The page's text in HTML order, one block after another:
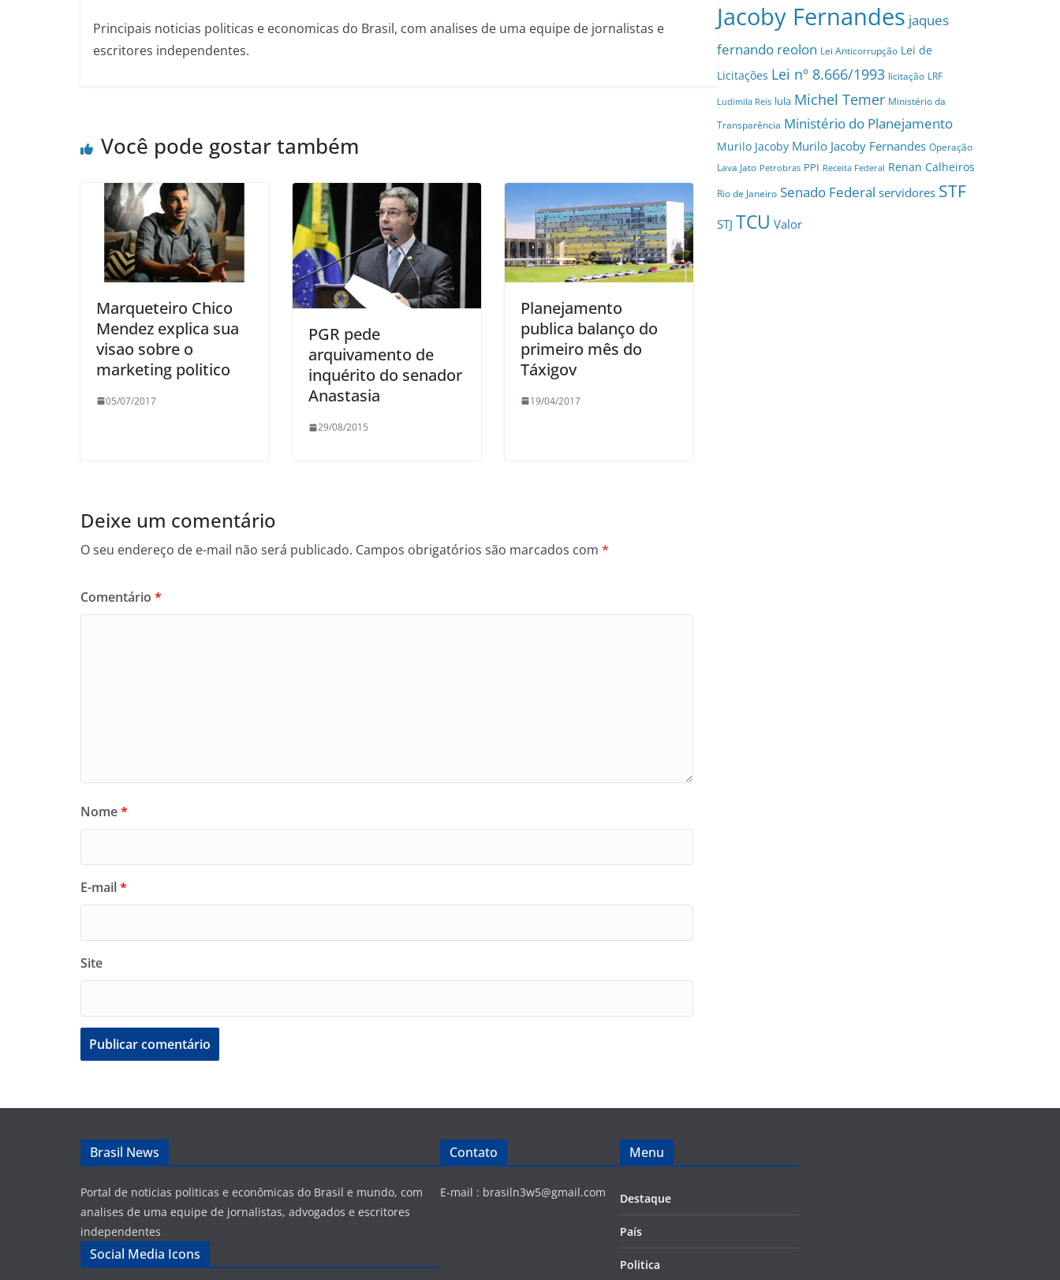
Principais noticias politicas e economicas do Brasil, com analises de uma equipe de jornalistas e
escritores independentes.
Você pode gostar também
Marqueteiro Chico
Mendez explica sua
visao sobre o
marketing politico
05/07/2017
PGR pede
arquivamento de
inquérito do senador
Anastasia
29/08/2015
Planejamento
publica balanço do
primeiro mês do
Táxigov
19/04/2017
Deixe um comentário
O seu endereço de e-mail não será publicado. Campos obrigatórios são marcados com *
Comentário *
Nome*
E-mail*
Site
Jacoby Fernandes jaques
fernando reolon Lei Anticorrupção Lei de
Licitações Lei nº 8.666/1993 licitação LRF
Ludimila Reis lula Michel Temer Ministério da
Transparência Ministério do Planejamento
Murilo Jacoby Murilo Jacoby Fernandes Operação
Lava Jato Petrobras PPI Receita Federal Renan Calheiros
Rio de Janeiro Senado Federal servidores STF
STJ TCU Valor
Brasil News
Portal de noticias politicas e econômicas do Brasil e mundo, com
analises de uma equipe de jornalistas, advogados e escritores
independentes
Social Media Icons
Contato
E-mail : brasiln3w5@gmail.com
Menu
Destaque
País
Politica